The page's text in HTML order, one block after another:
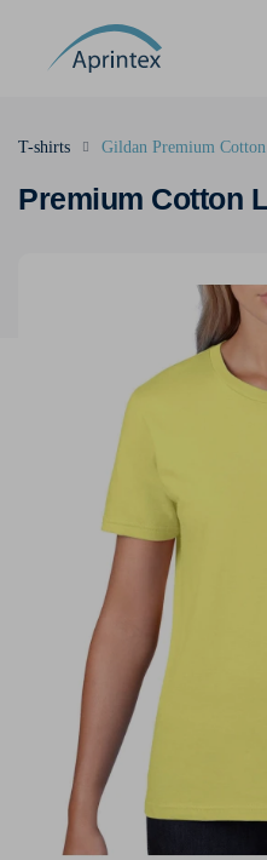
Premium Cotton
T-shirts Gildan Premium